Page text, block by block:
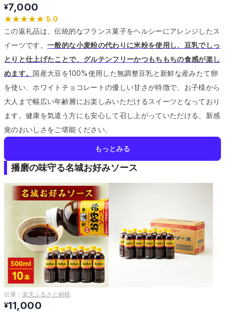
¥7,000
5.0
この返礼品は、伝統的なフランス菓子をヘルシーにアレンジしたス
イーツです。一般的な小麦粉の代わりに米粉を使用し、豆乳でしっ
とりと仕上げたことで、グルテンフリーかつもちもちの食感が楽し
めます。 国産大豆を100%使用した無調整豆乳と新鮮な産みたて卵
を使い、ホワイトチョコレートの優しい甘さが特徴で、お子様から
大人まで幅広い年齢層にお楽しみいただけるスイーツとなっており
ます。健康を気遣う方にも安心して召し上がっていただける、新感
覚のおいしさをご堪能ください。
もっとみる
播磨の味守る名城お好みソース
出展： 楽天ふるさと納税
¥11,000